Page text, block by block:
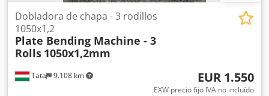
Tata 9.108 km
Dobladora de chapa - 3 rodillos
1050x1,2
Plate Bending Machine - 3
Rolls 1050x1,2mm
EUR 1.550
EXW precio fijo IVA no incluído